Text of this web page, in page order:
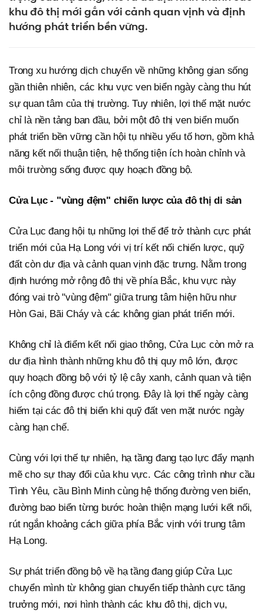
khu đô thị mới gắn với cảnh quan vịnh và định
hướng phát triển bền vững.
Trong xu hướng dịch chuyển về những không gian sống
gần thiên nhiên, các khu vực ven biển ngày càng thu hút
sự quan tâm của thị trường. Tuy nhiên, lợi thế mặt nước
chỉ là nền tảng ban đầu, bởi một đô thị ven biển muốn
phát triển bền vững cần hội tụ nhiều yếu tố hơn, gồm khả
năng kết nối thuận tiện, hệ thống tiện ích hoàn chỉnh và
môi trường sống được quy hoạch đồng bộ.
Cửa Lục - "vùng đệm" chiến lược của đô thị di sản
Cửa Lục đang hội tụ những lợi thế để trở thành cực phát
triển mới của Hạ Long với vị trí kết nối chiến lược, quỹ
đất còn dư địa và cảnh quan vịnh đặc trưng. Nằm trong
định hướng mở rộng đô thị về phía Bắc, khu vực này
đóng vai trò "vùng đệm" giữa trung tâm hiện hữu như
Hòn Gai, Bãi Cháy và các không gian phát triển mới.
Không chỉ là điểm kết nối giao thông, Cửa Lục còn mở ra
dư địa hình thành những khu đô thị quy mô lớn, được
quy hoạch đồng bộ với tỷ lệ cây xanh, cảnh quan và tiện
ích cộng đồng được chú trọng. Đây là lợi thế ngày càng
hiếm tại các đô thị biển khi quỹ đất ven mặt nước ngày
càng hạn chế.
Cùng với lợi thế tự nhiên, hạ tầng đang tạo lực đẩy mạnh
mẽ cho sự thay đổi của khu vực. Các công trình như cầu
Tình Yêu, cầu Bình Minh cùng hệ thống đường ven biển,
đường bao biển từng bước hoàn thiện mạng lưới kết nối,
rút ngắn khoảng cách giữa phía Bắc vịnh với trung tâm
Hạ Long.
Sự phát triển đồng bộ về hạ tầng đang giúp Cửa Lục
chuyển mình từ không gian chuyển tiếp thành cực tăng
trưởng mới, nơi hình thành các khu đô thị, dịch vụ,